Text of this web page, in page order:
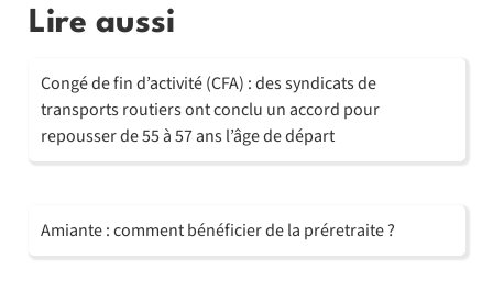
Lire aussi
Congé de fin d’activité (CFA) : des syndicats de
transports routiers ont conclu un accord pour
repousser de 55 à 57 ans l’âge de départ
Amiante : comment bénéficier de la préretraite ?